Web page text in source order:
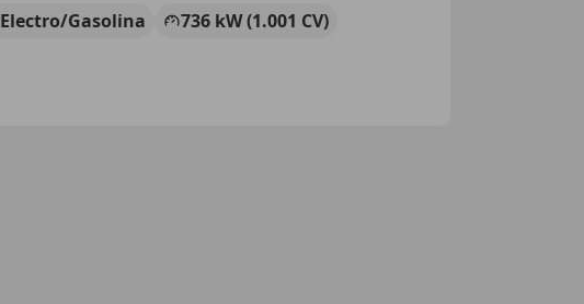
Electro/Gasolina
736 kW (1.001 CV)